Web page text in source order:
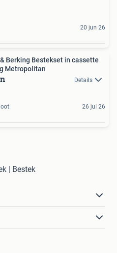
20 jun 26
Berking Bestekset in cassette
Metropolitan
Details
26 jul 26
| Bestek